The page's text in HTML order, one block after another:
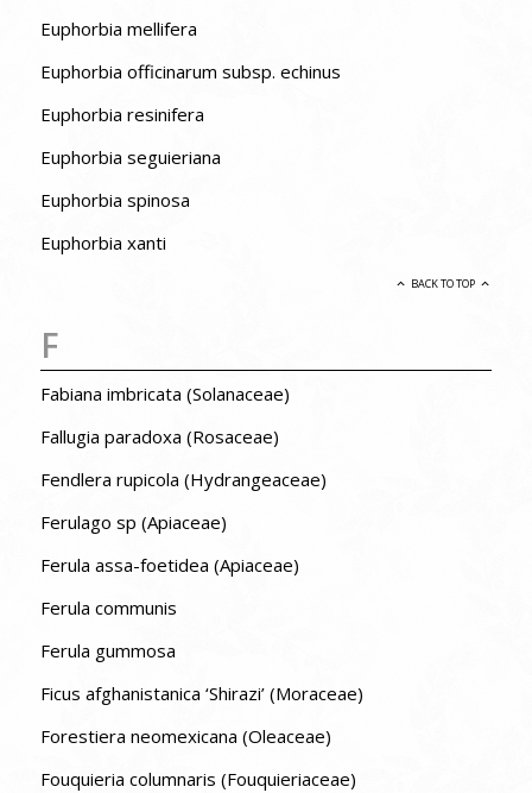
Euphorbia mellifera
Euphorbia officinarum subsp. echinus
Euphorbia resinifera
Euphorbia seguieriana
Euphorbia spinosa
Euphorbia xanti
BACK TO TOP
F
Fabiana imbricata (Solanaceae)
Fallugia paradoxa (Rosaceae)
Fendlera rupicola (Hydrangeaceae)
Ferulago sp (Apiaceae)
Ferula assa-foetidea (Apiaceae)
Ferula communis
Ferula gummosa
Ficus afghanistanica ‘Shirazi’ (Moraceae)
Forestiera neomexicana (Oleaceae)
Fouquieria columnaris (Fouquieriaceae)